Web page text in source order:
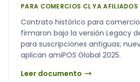
PARA COMERCIOS CL YA AFILIADOS
Contrato histórico para
firmaron bajo la versión Legacy
para suscripciones antiguas;
aplican amiPOS Global 2025.
Leer documento